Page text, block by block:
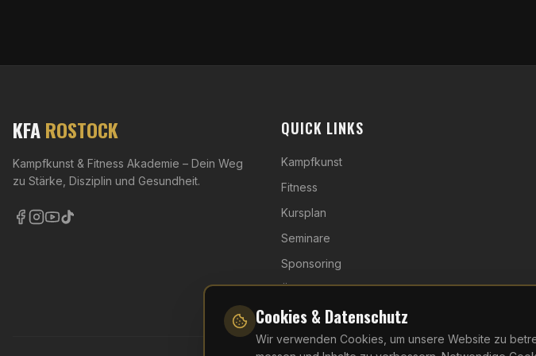
KFAROSTOCK
Kampfkunst & Fitness Akademie – Dein Weg
zu Stärke, Disziplin und Gesundheit.
QUICK LINKS
Kampfkunst
Fitness
Kursplan
Seminare
Sponsoring
Über uns
Cookies & Datenschutz
Wir verwenden Cookies, um unsere Website zu